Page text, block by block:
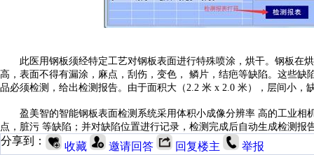
此医用钢板须经特定工艺对钢板表面进行特殊喷涂，烘干。钢板在
高，表面不得有漏涂，麻点，刮伤，变色， 鳞片，结疤等缺陷。这些缺
品必须检测，给出检测报告。由于面积大（2.2 米 x 2.0 米），层间小，
盈美智的智能钢板表面检测系统采用体积小成像分辨率 高的工业相
点，脏污 等缺陷；并对缺陷位置进行记录，检测完成后自动生成检测报
分享到： 收藏 邀请回答 回复楼主 举报